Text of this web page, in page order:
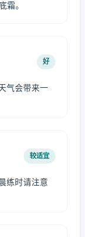
霜。
好
气会带来一
较适宜
练时请注意